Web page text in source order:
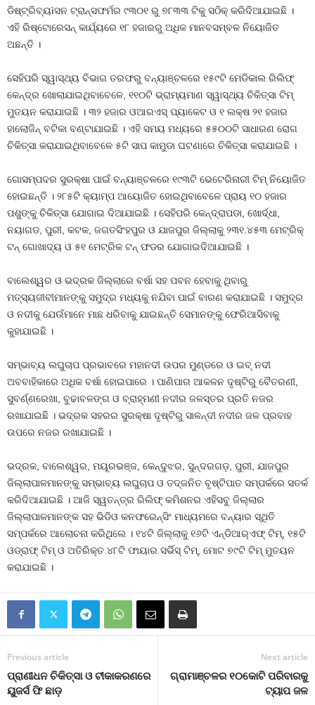
ଡିଷ୍ଟ୍ରିବ୍ୟìସନ ଟ୍ରାନ୍ସଫର୍ମର ୯୩୦୧ ରୁ ୭୮୩୩ ଟିକୁ ସଠିକ୍‌ କରିଦିଆଯାଇଛି ।
ଏହି ରିଷ୍ଟୋରେସନ୍‌ କାର୍ଯ୍ୟରେ ୧୮ ହଜାରରୁ ଅଧିକ ମାନବସମ୍ବଳ ନିୟୋଜିତ
ଅଛନ୍ତି ।
ସେହିପରି ସ୍ୱାସ୍ଥ୍ୟ ବିଭାଗ ତରଫରୁ ବନ୍ୟାଞ୍ଚଳରେ ୧୫୯ଟି ମେଡିକାଲ ରିଲିଫ୍‌
କେନ୍ଦ୍ର ଖୋଲାଯାଇଥିବାବେଳେ, ୧୧୦ଟି ଭ୍ରାମ୍ୟମାଣ ସ୍ୱାସ୍ଥ୍ୟ ଚିକିତ୍ସା ଟିମ୍‌
ମୁତୟନ କରାଯାଇଛି । ୩୨ ହଜାର ଓଆରଏସ୍‌ ପ୍ୟାକେଟ ଓ ୧ ଲକ୍ଷ ୨୧ ହଜାର
ହାଲୋଜିନ୍‌ ବଟିକା ବଣ୍ଟାଯାଇଛି । ଏହି ସମୟ ମଧ୍ୟରେ ୫୫୦୦ଟି ସାଧାରଣ ରୋଗ
ଚିକିତ୍ସା କରାଯାଇଥିବାବେଳେ ୫ଟି ସାପ କାମୁଡା ଘଟଣାରେ ଚିକିତ୍ସା କରାଯାଇଛି ।
ଗୋସମ୍ପଦର ସୁରକ୍ଷା ପାଇଁ ବନ୍ୟାଞ୍ଚଳରେ ୧୯୩ଟି ଭେଟେରିନାରୀ ଟିମ୍‌ ନିୟୋଜିତ
ହୋଇଛନ୍ତି । ୨୮୫ଟି କ୍ୟାମ୍ପ ଆୟୋଜିତ ହୋଇଥିବାବେଳେ ପ୍ରାୟ ୧୦ ହଜାର
ପଶୁଙ୍କୁ ଚିକିତ୍ସା ଯୋଗାଇ ଦିଆଯାଇଛି । ସେହିପରି କେନ୍ଦ୍ରାପଡା, ଖୋର୍ଦ୍ଧା,
ନୟାଗଡ, ପୁରୀ, କଟକ, ଜଗତସିଂହପୁର ଓ ଯାଜପୁର ଜିଲ୍ଲାକୁ ୨୩୧.୪୫୩ ମେଟ୍ରିକ୍‌
ଟନ୍‌ ଗୋଖାଦ୍ୟ ଓ ୫୧ ମେଟ୍ରିକ ଟନ୍‌ ଫଡର ଯୋଗାଇଦିଆଯାଇଛି ।
ବାଲେଶ୍ୱର ଓ ଭଦ୍ରକ ଜିଲ୍ଲାରେ ବର୍ଷା ସହ ପବନ ହେବାକୁ ଥିବାରୁ
ମତ୍ସ୍ୟଜୀବୀମାନଙ୍କୁ ସମୁଦ୍ର ମଧ୍ୟକୁ ନଯିବା ପାଇଁ ବାରଣ କରାଯାଇଛି । ସମୁଦ୍ର
ଓ ନଦୀକୁ ଯେଉଁମାନେ ମାଛ ଧରିବାକୁ ଯାଇଛନ୍ତି ସେମାନଙ୍କୁ ଫେରିଆସିବାକୁ
କୁହାଯାଇଛି ।
ସମ୍ଭାବ୍ୟ ଲଘୁଚାପ ପ୍ରଭାବରେ ମହାନଦୀ ଉପର ମୁଣ୍ଡରେ ଓ ଇବ୍‌ ନଦୀ
ଅବବାହିକାରେ ଅଧିକ ବର୍ଷା ହୋଇପାରେ । ପାଣିପାଗ ଆକଳନ ଦୃଷ୍ଟିରୁ ବୈତରଣୀ,
ସୁବର୍ଣ୍ଣରେଖା, ବୁଢାବଳଙ୍ଗ ଓ ବ୍ରାହ୍ମଣୀ ନଦୀର ଜଳସ୍ତର ପ୍ରତି ନଜର
ରଖାଯାଇଛି । ଭଦ୍ରକ ସହରର ସୁରକ୍ଷା ଦୃଷ୍ଟିରୁ ସାଳନ୍ଦୀ ନଦୀର ଜଳ ପ୍ରବାହ
ଉପରେ ନଜର ରଖାଯାଇଛି ।
ଭଦ୍ରକ, ବାଲେଶ୍ୱର, ମୟୂରଭଞ୍ଜ, କେନ୍ଦୁଝର, ସୁନ୍ଦରଗଡ଼, ପୁରୀ, ଯାଜପୁର
ଜିଲ୍ଲାପାଳମାନଙ୍କୁ ସମ୍ଭାବ୍ୟ ଲଘୁଚାପ ଓ ତଦ୍‌ଜନିତ ବୃଷ୍ଟିପାତ ସମ୍ପର୍କରେ ସତର୍କ
କରିଦିଆଯାଇଛି । ଆଜି ସ୍ୱତନ୍ତ୍ର ରିଲିଫ୍‌ କମିଶନର ଏହିସବୁ ଜିଲ୍ଲାର
ଜିଲ୍ଲାପାଳମାନଙ୍କ ସହ ଭିଡିଓ କନଫରେନ୍ସିଂ ମାଧ୍ୟମରେ ବନ୍ୟାର ସ୍ଥିତି
ସମ୍ପର୍କରେ ଆଲୋଚନା କରିଥିଲେ । ୧୪ଟି ଜିଲ୍ଲାକୁ ୧୬ଟି ଏନ୍‌ଡିଆର୍‌ଏଫ୍‌ ଟିମ୍‌, ୧୫ଟି
ଓଡ୍ରାଫ୍‌ ଟିମ୍‌ ଓ ଅତିରିକ୍ତ ୪୮ଟି ଫାୟାର ସର୍ଭିସ୍‌ ଟିମ୍‌, ମୋଟ ୭୯ଟି ଟିମ୍‌ ମୁତୟନ
କରାଯାଇଛି ।
Previous article
ପ୍ରାଣୀଧନ ଚିକିତ୍ସା ଓ ଟୀକାକରଣରେ
ୟୁଜର୍ସ ଫି ଛାଡ଼
Next article
ଗ୍ରାମାଞ୍ଚଳର ୧୦କୋଟି ପରିବାରକୁ
ଟ୍ୟାପ ଜଳ